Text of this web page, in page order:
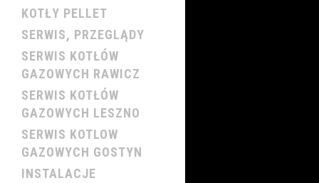
KOTŁY PELLET
SERWIS, PRZEGLĄDY
SERWIS KOTŁÓW
GAZOWYCH RAWICZ
SERWIS KOTŁÓW
GAZOWYCH LESZNO
SERWIS KOTLOW
GAZOWYCH GOSTYN
INSTALACJE